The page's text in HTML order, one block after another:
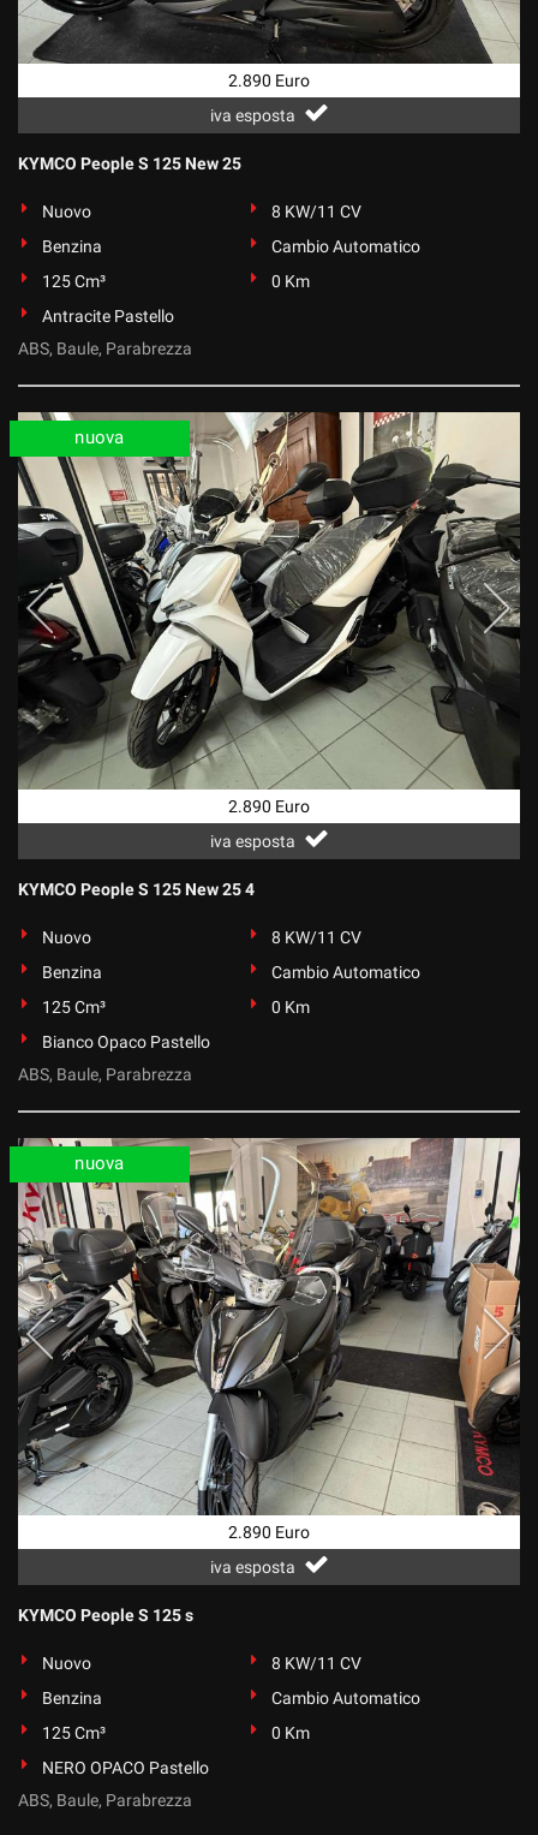
2.890 Euro
iva esposta
KYMCO People S 125 New 25
Nuovo
8 KW/11 CV
Benzina
Cambio Automatico
125 Cm³
0 Km
Antracite Pastello
ABS, Baule, Parabrezza
2.890 Euro
iva esposta
nuova
KYMCO People S 125 New 25 4
Nuovo
8 KW/11 CV
Benzina
Cambio Automatico
125 Cm³
0 Km
Bianco Opaco Pastello
ABS, Baule, Parabrezza
2.890 Euro
iva esposta
nuova
KYMCO People S 125 s
Nuovo
8 KW/11 CV
Benzina
Cambio Automatico
125 Cm³
0 Km
NERO OPACO Pastello
ABS, Baule, Parabrezza